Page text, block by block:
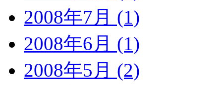
2008年7月 (1)
2008年6月 (1)
2008年5月 (2)